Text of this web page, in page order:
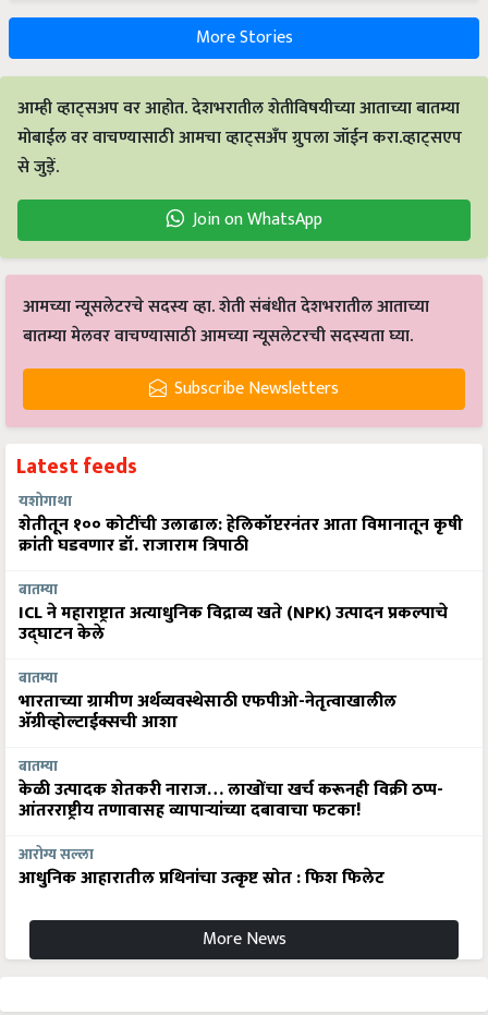
More Stories
आम्ही व्हाट्सअप वर आहोत. देशभरातील शेतीविषयीच्या आताच्या बातम्या
मोबाईल वर वाचण्यासाठी आमचा व्हाट्सअँप ग्रुपला जॉईन करा.व्हाट्सएप
से जुड़ें.
Join on WhatsApp
आमच्या न्यूसलेटरचे सदस्य व्हा. शेती संबंधीत देशभरातील आताच्या
बातम्या मेलवर वाचण्यासाठी आमच्या न्यूसलेटरची सदस्यता घ्या.
Subscribe Newsletters
Latest feeds
यशोगाथा
शेतीतून १०० कोटींची उलाढाल: हेलिकॉप्टरनंतर आता विमानातून कृषी
क्रांती घडवणार डॉ. राजाराम त्रिपाठी
बातम्या
ICL ने महाराष्ट्रात अत्याधुनिक विद्राव्य खते (NPK) उत्पादन प्रकल्पाचे
उद्घाटन केले
बातम्या
भारताच्या ग्रामीण अर्थव्यवस्थेसाठी एफपीओ-नेतृत्वाखालील
अ‍ॅग्रीव्होल्टाईक्सची आशा
बातम्या
केळी उत्पादक शेतकरी नाराज… लाखोंचा खर्च करूनही विक्री ठप्प-
आंतरराष्ट्रीय तणावासह व्यापाऱ्यांच्या दबावाचा फटका!
आरोग्य सल्ला
आधुनिक आहारातील प्रथिनांचा उत्कृष्ट स्रोत : फिश फिलेट
More News